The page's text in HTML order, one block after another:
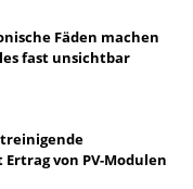
Fäden machen
fast unsichtbar
von PV-Modulen